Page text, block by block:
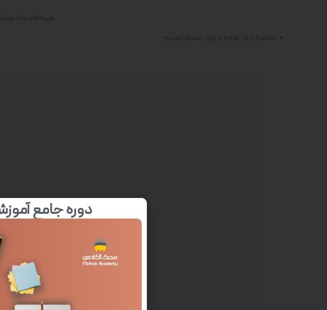
هزینه‌های مازاد
محاسبه ارزش افزوده در روش مصرف (هزینه)
دوره جامع